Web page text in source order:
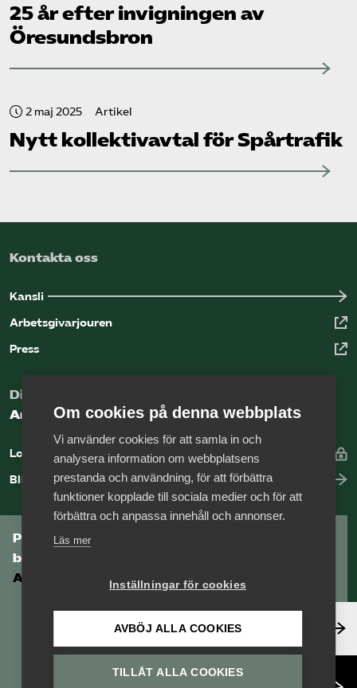
25 år efter invigningen av
Öresundsbron
2 maj 2025 Artikel
Nytt kollektivavtal för Spårtrafik
Kontakta oss
Kansli
Arbetsgivarjouren
Press
Digital kunskapsbank för arbetsgivare
Arbetsgivarguiden
Logga in
Bli medlem
Prenumerera på Tågföretagens
branschnyhetsbrev
Aktuell info direkt i din inkorg.
Anmäl dig här
Om cookies på denna webbplats
Vi använder cookies för att samla in och
analysera information om webbplatsens
prestanda och användning, för att förbättra
funktioner kopplade till sociala medier och för att
förbättra och anpassa innehåll och annonser.
Läs mer
Inställningar för cookies
AVBÖJ ALLA COOKIES
TILLÅT ALLA COOKIES